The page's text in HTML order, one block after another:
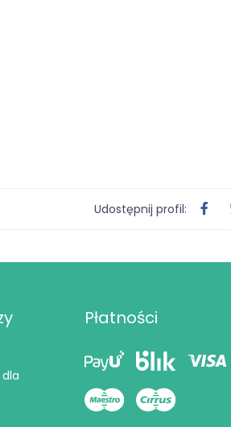
Udostępnij profil:
Płatności